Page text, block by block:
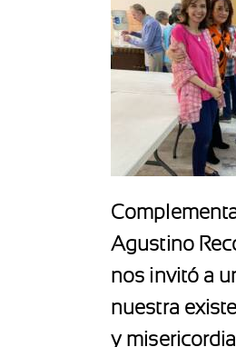
Agustino
nos invitó a
nuestra
y